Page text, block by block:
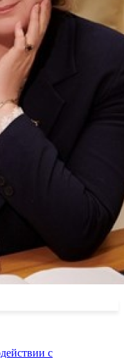
с